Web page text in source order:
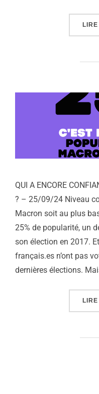
QUI A ENCORE
? – 25/09/24 Niveau
Macron soit au plus
25% de popularité, un
son élection en 2017.
français.es n’ont pas
dernières élections.